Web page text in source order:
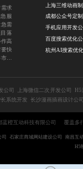
需求
服
需
落
高
快
场
手机应用开发
百度搜索优化
公司 上海微信二次开发公司
系统开发 长沙漫画插画设计公
橙互动科技有限公司 覆盖多
司 石家庄商城网站建设公司
南昌互
H5